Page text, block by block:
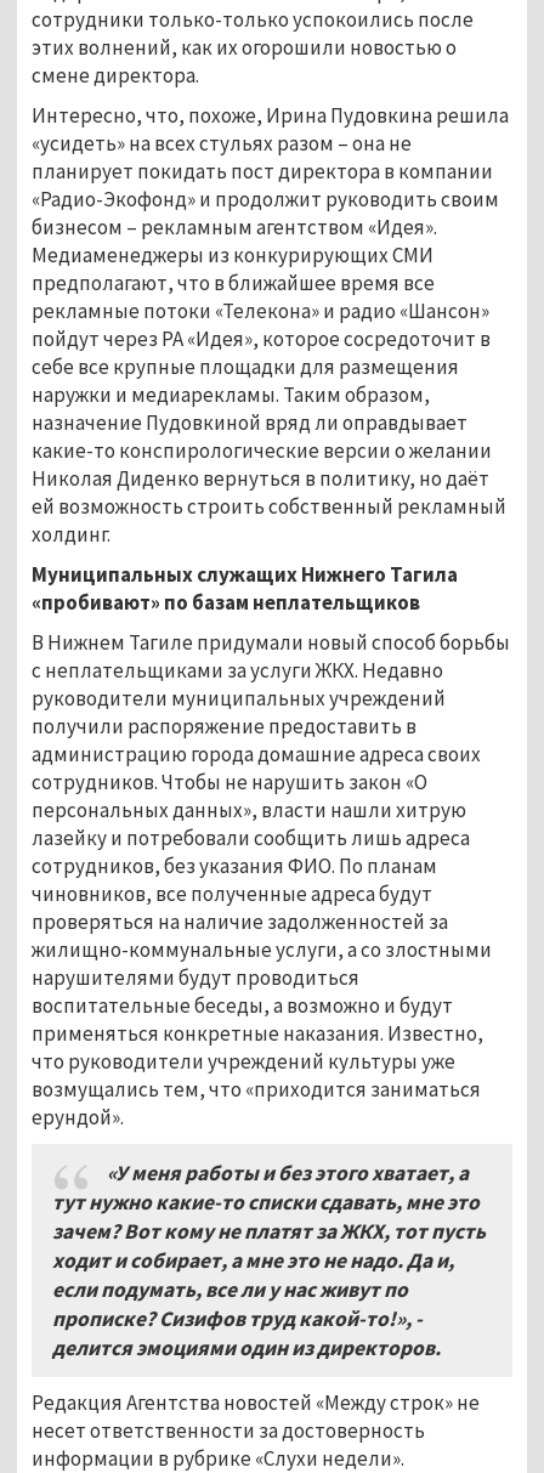
сотрудники только-только успокоились после
этих волнений, как их огорошили новостью о
смене директора.
Интересно, что, похоже, Ирина Пудовкина решила
«усидеть» на всех стульях разом – она не
планирует покидать пост директора в компании
«Радио-Экофонд» и продолжит руководить своим
бизнесом – рекламным агентством «Идея».
Медиаменеджеры из конкурирующих СМИ
предполагают, что в ближайшее время все
рекламные потоки «Телекона» и радио «Шансон»
пойдут через РА «Идея», которое сосредоточит в
себе все крупные площадки для размещения
наружки и медиарекламы. Таким образом,
назначение Пудовкиной вряд ли оправдывает
какие-то конспирологические версии о желании
Николая Диденко вернуться в политику, но даёт
ей возможность строить собственный рекламный
холдинг.
Муниципальных служащих Нижнего Тагила
«пробивают» по базам неплательщиков
В Нижнем Тагиле придумали новый способ борьбы
с неплательщиками за услуги ЖКХ. Недавно
руководители муниципальных учреждений
получили распоряжение предоставить в
администрацию города домашние адреса своих
сотрудников. Чтобы не нарушить закон «О
персональных данных», власти нашли хитрую
лазейку и потребовали сообщить лишь адреса
сотрудников, без указания ФИО. По планам
чиновников, все полученные адреса будут
проверяться на наличие задолженностей за
жилищно-коммунальные услуги, а со злостными
нарушителями будут проводиться
воспитательные беседы, а возможно и будут
применяться конкретные наказания. Известно,
что руководители учреждений культуры уже
возмущались тем, что «приходится заниматься
ерундой».
«У меня работы и без этого хватает, а
тут нужно какие-то списки сдавать, мне это
зачем? Вот кому не платят за ЖКХ, тот пусть
ходит исобирает, а мне это не надо. Да и,
если подумать, все ли у нас живут по
прописке? Сизифов труд какой-то!», -
делится эмоциями один из директоров.
Редакция Агентства новостей «Между строк» не
несет ответственности за достоверность
информации в рубрике «Слухи недели».